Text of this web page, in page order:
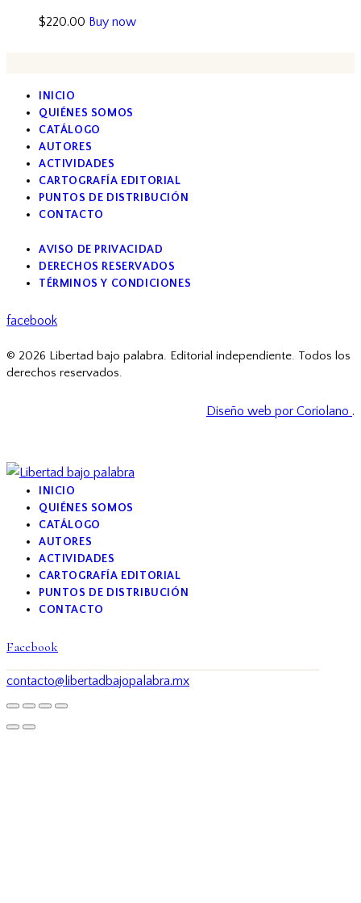
$220.00 Buy now
INICIO
QUIÉNES SOMOS
CATÁLOGO
AUTORES
ACTIVIDADES
CARTOGRAFÍA EDITORIAL
PUNTOS DE DISTRIBUCIÓN
CONTACTO
AVISO DE PRIVACIDAD
DERECHOS RESERVADOS
TÉRMINOS Y CONDICIONES
facebook
© 2026 Libertad bajo palabra. Editorial independiente. Todos los
derechos reservados.
Diseño web por Coriolano .
INICIO
QUIÉNES SOMOS
CATÁLOGO
AUTORES
ACTIVIDADES
CARTOGRAFÍA EDITORIAL
PUNTOS DE DISTRIBUCIÓN
CONTACTO
Facebook
contacto@libertadbajopalabra.mx